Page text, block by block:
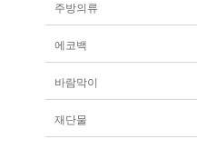
주방의류
에코백
바람막이
재단물